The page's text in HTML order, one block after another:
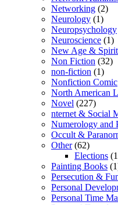
Networking (2)
Neurology (1)
Neuropsychology
Neuroscience (1)
New Age &
Non Fiction (32)
non-fiction (1)
Nonfiction Comic
North American
Novel (227)
nternet & Social
Numerology and
Occult &
Other (62)
Elections
Painting Books
Persecution &
Personal
Personal Time